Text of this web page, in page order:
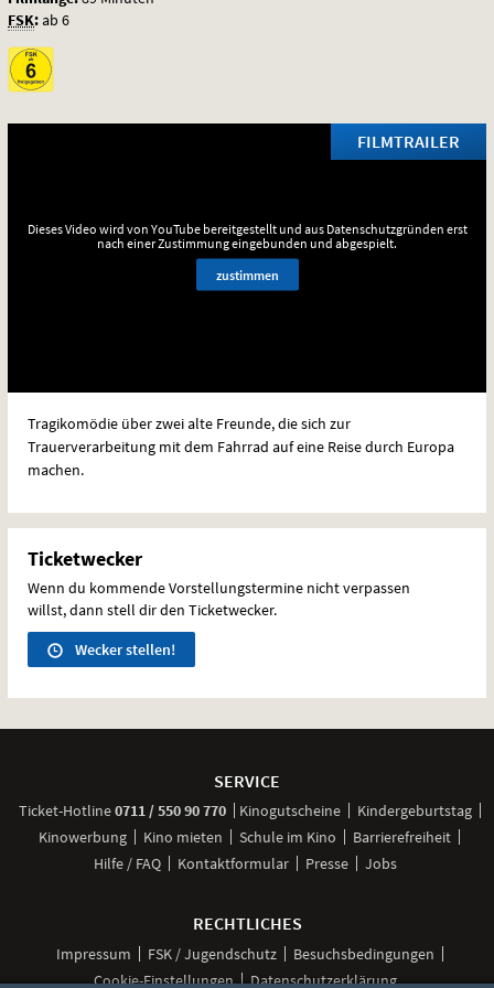
FSK:ab 6
FILMTRAILER
Dieses Video wird von YouTube bereitgestellt und aus Datenschutzgründen erst
nach einer Zustimmung eingebunden und abgespielt.
zustimmen
Tragikomödie über zwei alte Freunde, die sich zur
Trauerverarbeitung mit dem Fahrrad auf eine Reise durch Europa
machen.
Ticketwecker
Wenn du kommende Vorstellungstermine nicht verpassen
willst, dann stell dir den Ticketwecker.
Wecker stellen!
SERVICE
Ticket-Hotline0711 / 550 90 770anrufen
Kinogutscheine
Kindergeburtstag
Kinowerbung
Kino mieten Schule im Kino
Barrierefreiheit
Hilfe / FAQ
Kontaktformular Presse Jobs
RECHTLICHES
Impressum FSK / Jugendschutz
Besuchsbedingungen
Cookie-Einstellungen
Datenschutzerklärung